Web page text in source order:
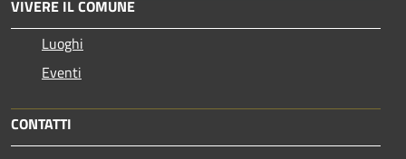
VIVERE IL COMUNE
Luoghi
Eventi
CONTATTI